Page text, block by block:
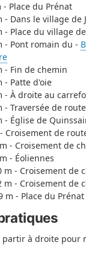
- Place du Prénat
- Dans le village de
- Place du village
- Pont romain du -
- Fin de chemin
- Patte d'oie
- À droite au
- Traversée de route
- Église de
Croisement de
- Croisement de
- Éoliennes
m - Croisement de
m - Croisement de
m - Place du Prénat
partir à droite pour